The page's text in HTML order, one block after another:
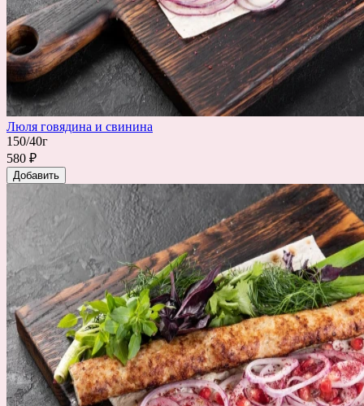
Люля говядина и свинина
150/40г
580 ₽
Добавить